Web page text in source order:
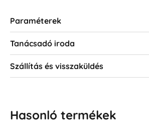
Paraméterek
Tanácsadó iroda
Szállítás és visszaküldés
Hasonló termékek